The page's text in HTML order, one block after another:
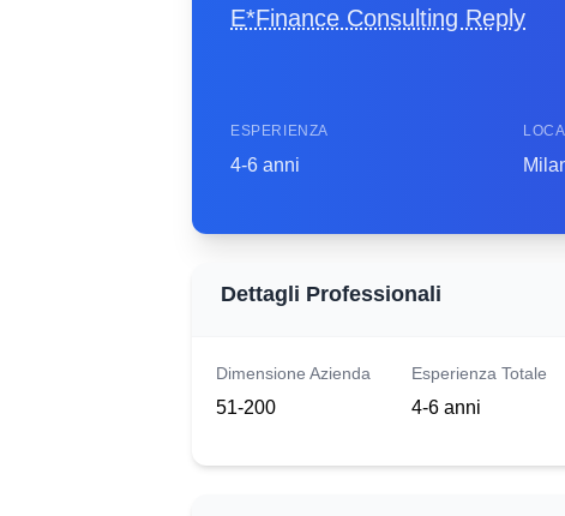
E*Finance Consulting Reply
ESPERIENZA
4-6 anni
Dettagli Professionali
Dimensione Azienda
51-200
Esperienza Totale
4-6 anni